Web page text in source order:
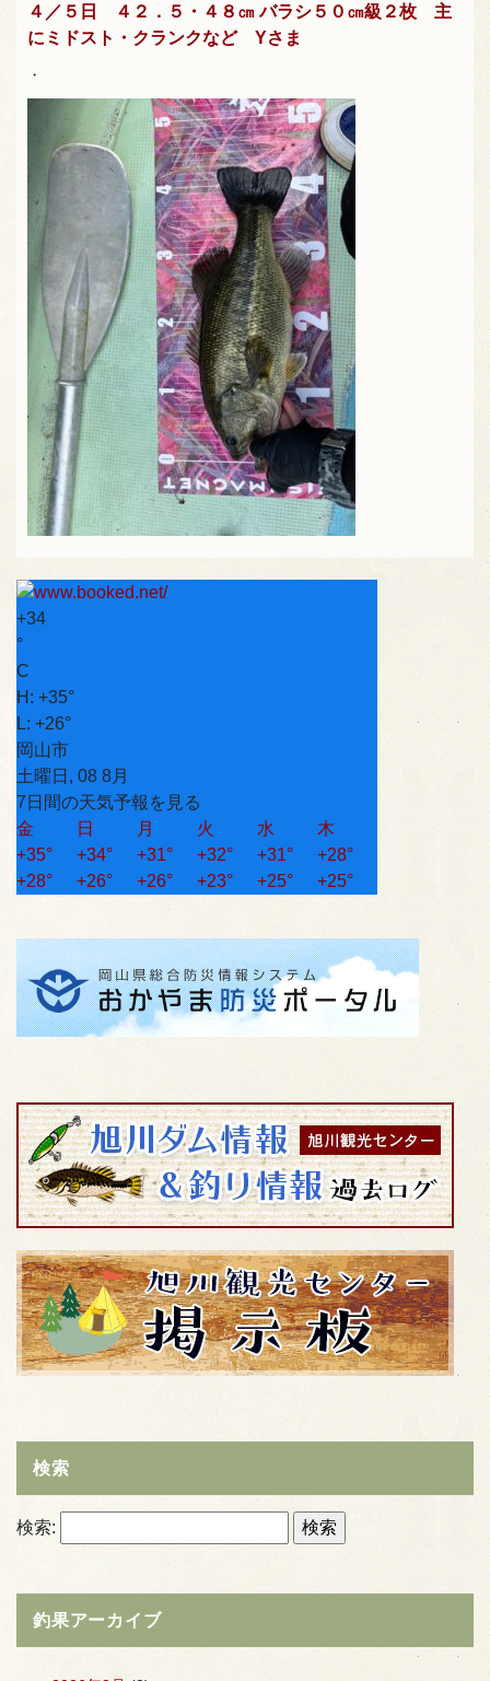
４／５日 ４２．５・４８㎝ バラシ５０㎝級２枚 主
にミドスト・クランクなど Yさま
・
+34
°
C
H: +35°
L: +26°
岡山市
土曜日, 08 8月
7日間の天気予報を見る
金
日 月 火 水
木
+35° +34° +31° +32° +31° +28°
+28° +26° +26° +23° +25° +25°
検索
検索:
釣果アーカイブ